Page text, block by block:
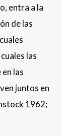
entra a la
de las
las
las
juntos en
1962;